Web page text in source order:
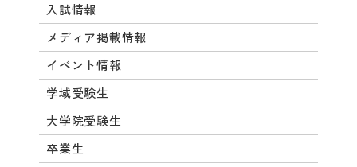
入試情報
メディア掲載情報
イベント情報
学域受験生
大学院受験生
卒業生